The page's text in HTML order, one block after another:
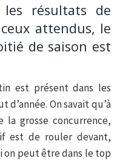
résultats de
attendus, le
de saison est
est présent dans les
d’année. On savait qu’à
grosse concurrence,
est de rouler devant,
on peut être dans le top